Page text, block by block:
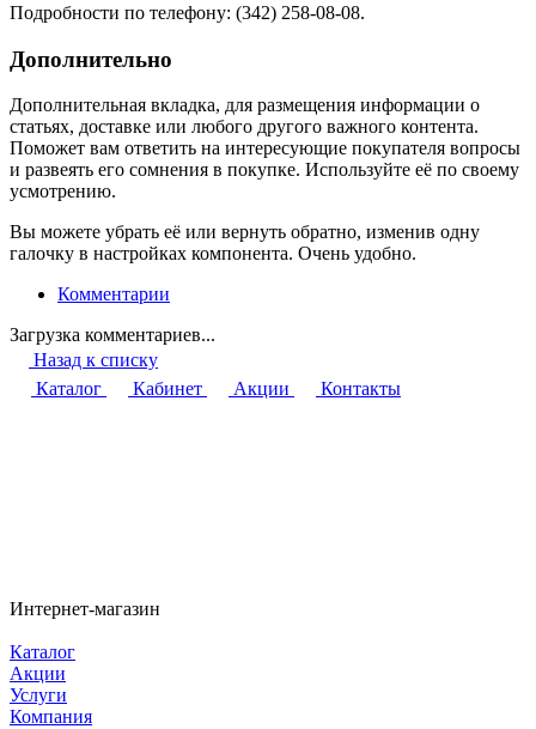
Подробности по телефону: (342) 258-08-08.
Дополнительно
Дополнительная вкладка, для размещения информации о
статьях, доставке или любого другого важного контента.
Поможет вам ответить на интересующие покупателя вопросы
и развеять его сомнения в покупке. Используйте её по своему
усмотрению.
Вы можете убрать её или вернуть обратно, изменив одну
галочку в настройках компонента. Очень удобно.
Комментарии
Загрузка комментариев...
Назад к списку
Каталог
Кабинет Акции Контакты
Интернет-магазин
Каталог
Акции
Услуги
Компания